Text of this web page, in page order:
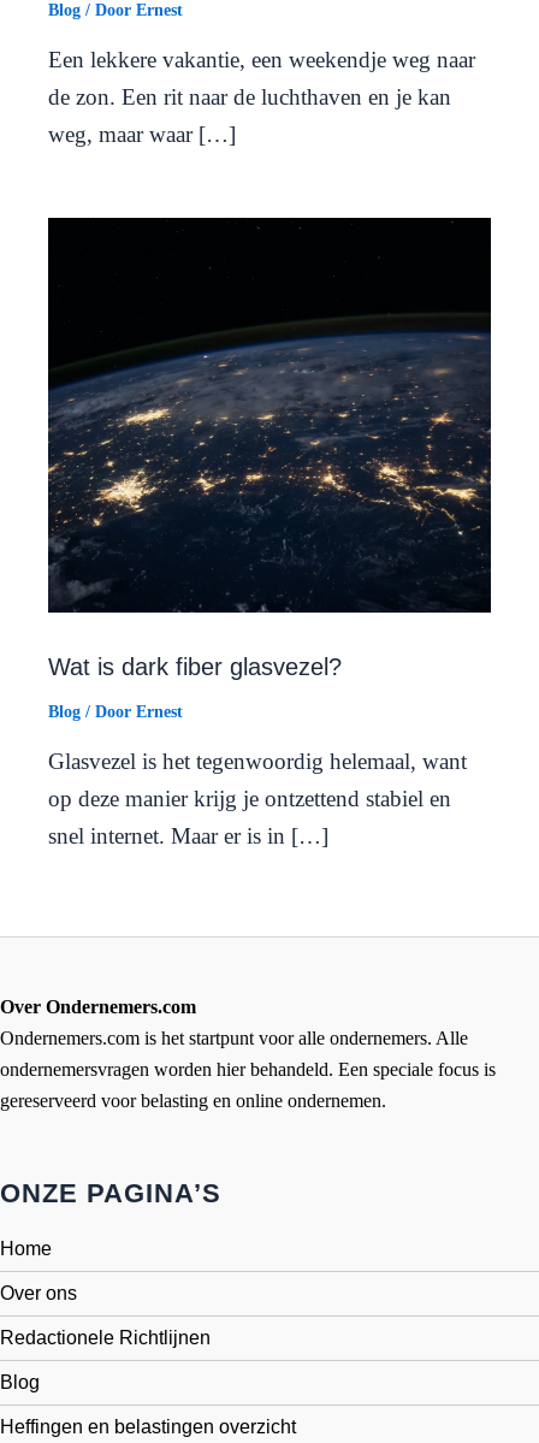
Blog / Door Ernest
Een lekkere vakantie, een weekendje weg naar
de zon. Een rit naar de luchthaven en je kan
weg, maar waar […]
Wat is dark fiber glasvezel?
Blog / Door Ernest
Glasvezel is het tegenwoordig helemaal, want
op deze manier krijg je ontzettend stabiel en
snel internet. Maar er is in […]
Over Ondernemers.com
Ondernemers.com is het startpunt voor alle ondernemers. Alle
ondernemersvragen worden hier behandeld. Een speciale focus is
gereserveerd voor belasting en online ondernemen.
ONZE PAGINA’S
Home
Over ons
Redactionele Richtlijnen
Blog
Heffingen en belastingen overzicht